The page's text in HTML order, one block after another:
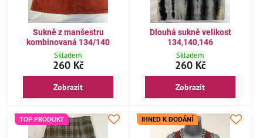
Sukně z manšestru
kombinovaná 134/140
Skladem
260 Kč
Zobrazit
Dlouhá sukně velikost
134,140,146
Skladem
260 Kč
Zobrazit
TOP PRODUKT IHNED K DODÁNÍ